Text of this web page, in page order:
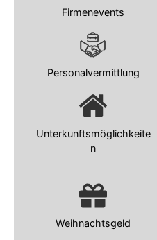
Firmenevents
Personalvermittlung
Unterkunftsmöglichkeite
n
Weihnachtsgeld